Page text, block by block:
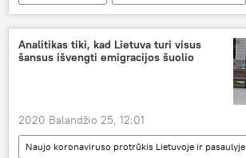
atlyginimai
Analitikas tiki, kad Lietuva turi visus
šansus išvengti emigracijos šuolio
2020 Balandžio 25, 12:01
Naujo koronaviruso protrūkis Lietuvoje ir pasaulyje